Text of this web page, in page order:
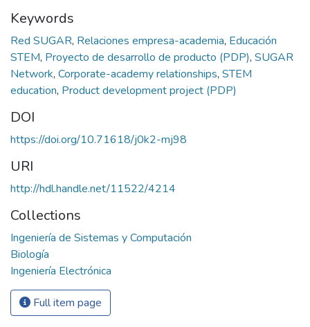
Keywords
Red SUGAR, Relaciones empresa-academia, Educación
STEM, Proyecto de desarrollo de producto (PDP), SUGAR
Network, Corporate-academy relationships, STEM
education, Product development project (PDP)
DOI
https://doi.org/10.71618/j0k2-mj98
URI
http://hdl.handle.net/11522/4214
Collections
Ingeniería de Sistemas y Computación
Biología
Ingeniería Electrónica
Full item page